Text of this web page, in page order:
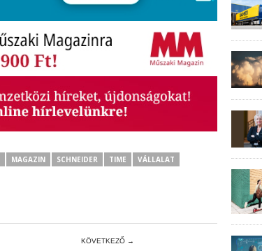
MAGAZIN SCHNEIDER TIME VÁLLALAT
KÖVETKEZŐ →